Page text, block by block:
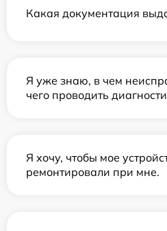
Какая документация
Я уже знаю, в чем
чего проводить
Я хочу, чтобы мое
ремонтировали при мне.